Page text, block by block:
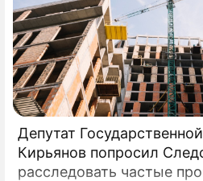
Депутат
Кирьянов попросил
расследовать частые